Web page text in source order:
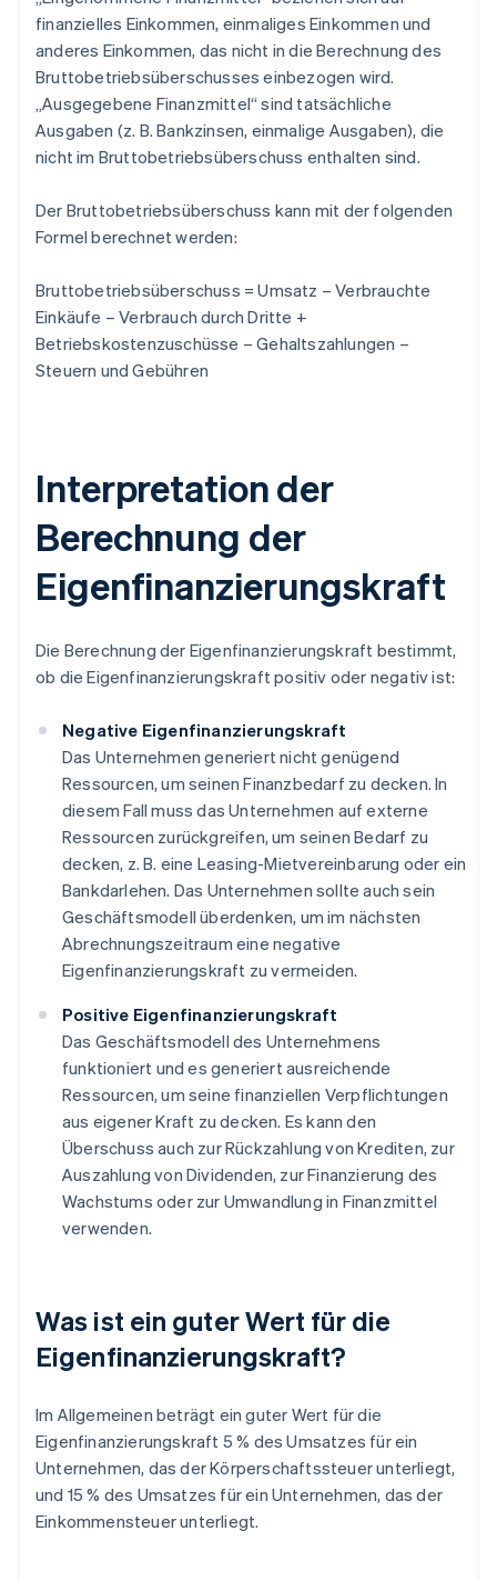
finanzielles Einkommen, einmaliges Einkommen und
anderes Einkommen, das nicht in die Berechnung des
Bruttobetriebsüberschusses einbezogen wird.
„Ausgegebene Finanzmittel“ sind tatsächliche
Ausgaben (z. B. Bankzinsen, einmalige Ausgaben), die
nicht im Bruttobetriebsüberschuss enthalten sind.
Der Bruttobetriebsüberschuss kann mit der folgenden
Formel berechnet werden:
Bruttobetriebsüberschuss = Umsatz – Verbrauchte
Einkäufe – Verbrauch durch Dritte +
Betriebskostenzuschüsse – Gehaltszahlungen –
Steuern und Gebühren
Interpretation der
Berechnung der
Eigenfinanzierungskraft
Die Berechnung der Eigenfinanzierungskraft bestimmt,
ob die Eigenfinanzierungskraft positiv oder negativ ist:
Negative Eigenfinanzierungskraft
Das Unternehmen generiert nicht genügend
Ressourcen, um seinen Finanzbedarf zu decken. In
diesem Fall muss das Unternehmen auf externe
Ressourcen zurückgreifen, um seinen Bedarf zu
decken, z. B. eine Leasing-Mietvereinbarung oder ein
Bankdarlehen. Das Unternehmen sollte auch sein
Geschäftsmodell überdenken, um im nächsten
Abrechnungszeitraum eine negative
Eigenfinanzierungskraft zu vermeiden.
Positive Eigenfinanzierungskraft
Das Geschäftsmodell des Unternehmens
funktioniert und es generiert ausreichende
Ressourcen, um seine finanziellen Verpflichtungen
aus eigener Kraft zu decken. Es kann den
Überschuss auch zur Rückzahlung von Krediten, zur
Auszahlung von Dividenden, zur Finanzierung des
Wachstums oder zur Umwandlung in Finanzmittel
verwenden.
Was ist ein guter Wert für die
Eigenfinanzierungskraft?
Im Allgemeinen beträgt ein guter Wert für die
Eigenfinanzierungskraft 5 % des Umsatzes für ein
Unternehmen, das der Körperschaftssteuer unterliegt,
und 15 % des Umsatzes für ein Unternehmen, das der
Einkommensteuer unterliegt.